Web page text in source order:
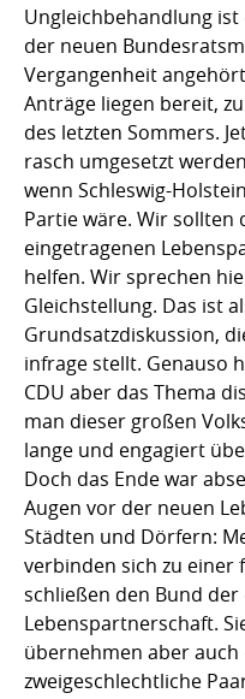
Ungleichbehandlung
der neuen
Vergangenheit
Anträge liegen bereit,
des letzten Sommers.
rasch umgesetzt
wenn Schleswig-
Partie wäre. Wir
eingetragenen
helfen. Wir sprechen
Gleichstellung. Das ist
Grundsatzdiskussion,
infrage stellt. Genauso
CDU aber das Thema
man dieser großen
lange und engagiert
Doch das Ende war
Augen vor der neuen
Städten und Dörfern:
verbinden sich zu einer
schließen den Bund
Lebenspartnerschaft.
übernehmen aber
zweigeschlechtliche